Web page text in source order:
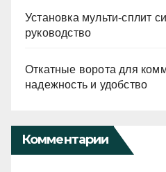
Установка мульти-сплит
руководство
Откатные ворота для
надежность и удобство
Комментарии